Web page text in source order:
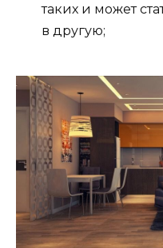
таких и может
в другую;